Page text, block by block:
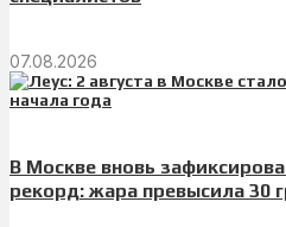
07.08.2026
В Москве вновь
рекорд: жара превысила 30